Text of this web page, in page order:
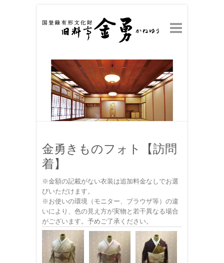
金勇きものフォト【訪問
着】
※金額の記載がない衣装は追加料金なしでお選
びいただけます。
※お使いの環境（モニター、ブラウザ等）の違
いにより、色の見え方が実物と若干異なる場合
がございます。予めご了承ください。